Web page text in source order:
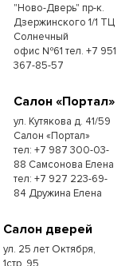
"Ново-Дверь" пр-к.
Дзержинского 1/1 ТЦ
Солнечный
офис №61 тел. +7 951
367-85-57
Салон «Портал»
ул. Кутякова д. 41/59
Салон «Портал»
тел: +7 987 300-03-
88 Самсонова Елена
тел: +7 927 223-69-
84 Дружина Елена
Салон дверей
ул. 25 лет Октября,
1стр. 95